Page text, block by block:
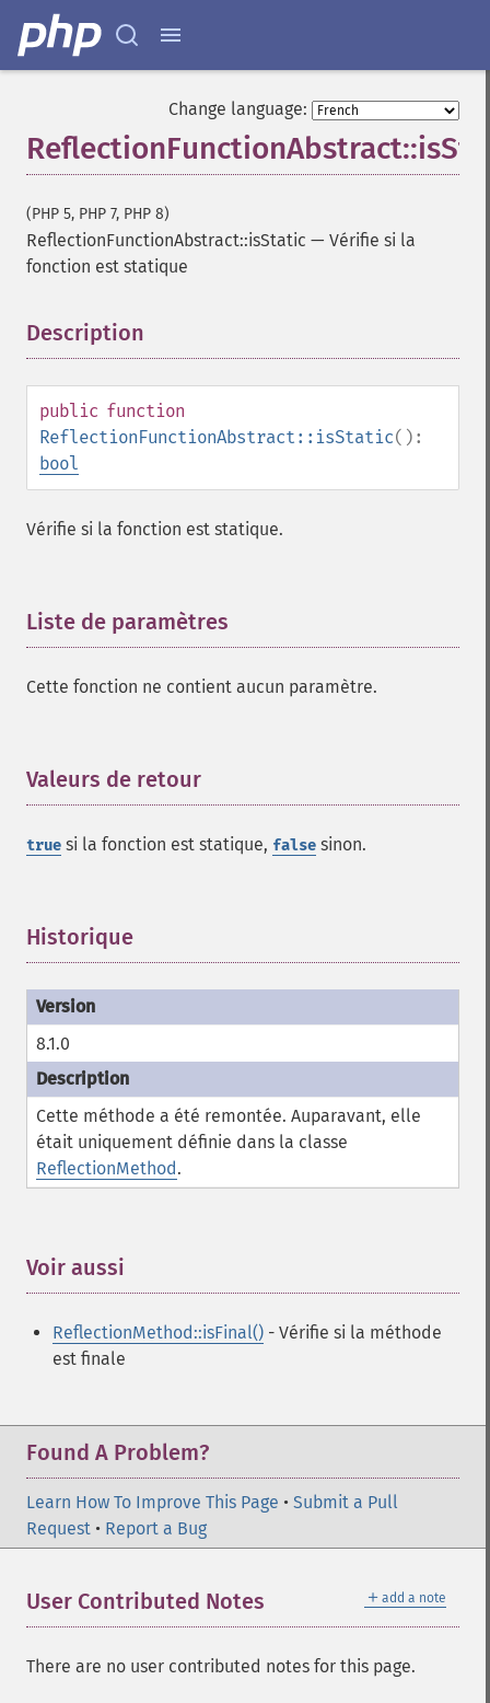
Change language:
(PHP 5, PHP 7, PHP 8)
ReflectionFunctionAbstract::isStatic — Vérifie si la
fonction est statique
Description
public function
ReflectionFunctionAbstract::isStatic():
bool
Vérifie si la fonction est statique.
Liste de paramètres
Cette fonction ne contient aucun paramètre.
Valeurs de retour
true si la fonction est statique, false sinon.
Historique
8.1.0
Cette méthode a été remontée. Auparavant, elle
était uniquement définie dans la classe
ReflectionMethod.
Voir aussi
ReflectionMethod::isFinal() - Vérifie si la méthode
est finale
Found A Problem?
Learn How To Improve This Page • Submit a Pull
Request • Report a Bug
＋ add a note
User Contributed Notes
There are no user contributed notes for this page.